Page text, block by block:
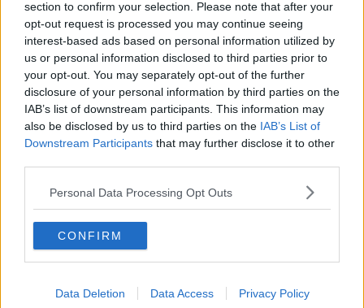
section to confirm your selection. Please note that after your
opt-out request is processed you may continue seeing
interest-based ads based on personal information utilized by
us or personal information disclosed to third parties prior to
your opt-out. You may separately opt-out of the further
disclosure of your personal information by third parties on the
IAB’s list of downstream participants. This information may
also be disclosed by us to third parties on the IAB’s List of
Downstream Participants that may further disclose it to other
Personal Data Processing Opt Outs
CONFIRM
Data Deletion Data Access Privacy Policy
Se vuoi leggere le notizie principali della Toscana iscriviti alla
Newsletter QUInews - ToscanaMedia.Arriva gratis tutti i giorni
alle 20:00 direttamente nella tua casella di posta.
Basta cliccare
QUI